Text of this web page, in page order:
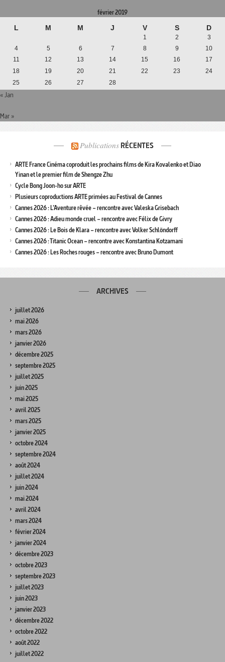
février 2019
L M M J V S D
1 2
3
4
5 6 7 8 9
10
11
12 13 14 15 16
17
18
19 20 21 22 23
24
25
26 27 28
« Jan
Mar »
Publications RÉCENTES
ARTE France Cinéma coproduit les prochains films de Kira Kovalenko et Diao
Yinan et le premier film de Shengze Zhu
Cycle Bong Joon-ho sur ARTE
Plusieurs coproductions ARTE primées au Festival de Cannes
Cannes 2026 : L’Aventure rêvée – rencontre avec Valeska Grisebach
Cannes 2026 : Adieu monde cruel – rencontre avec Félix de Givry
Cannes 2026 : Le Bois de Klara – rencontre avec Volker Schlöndorff
Cannes 2026 : Titanic Ocean – rencontre avec Konstantina Kotzamani
Cannes 2026 : Les Roches rouges – rencontre avec Bruno Dumont
ARCHIVES
juillet 2026
mai 2026
mars 2026
janvier 2026
décembre 2025
septembre 2025
juillet 2025
juin 2025
mai 2025
avril 2025
mars 2025
janvier 2025
octobre 2024
septembre 2024
août 2024
juillet 2024
juin 2024
mai 2024
avril 2024
mars 2024
février 2024
janvier 2024
décembre 2023
octobre 2023
septembre 2023
juillet 2023
juin 2023
janvier 2023
décembre 2022
octobre 2022
août 2022
juillet 2022